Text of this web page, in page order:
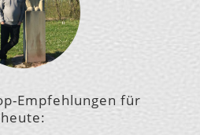
Empfehlungen für
heute: